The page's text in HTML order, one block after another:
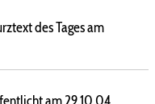
des Tages am
am 29.10.04